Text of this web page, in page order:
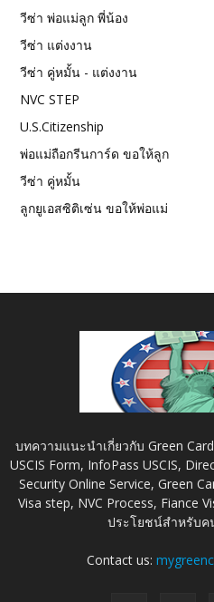
วีซ่า พ่อแม่ลูก พี่น้อง
วีซ่า แต่งงาน
วีซ่า คู่หมั้น - แต่งงาน
NVC STEP
U.S.Citizenship
พ่อแม่ถือกรีนการ์ด ขอให้ลูก
วีซ่า คู่หมั้น
ลูกยูเอสซิติเซ่น ขอให้พ่อแม่
บทความแนะนำเกี่ยวกับ Green
USCIS Form, InfoPass USCIS,
Security Online Service, Green
Visa step, NVC Process, Fiance
ประโยชน์สำหรับค
Contact us: